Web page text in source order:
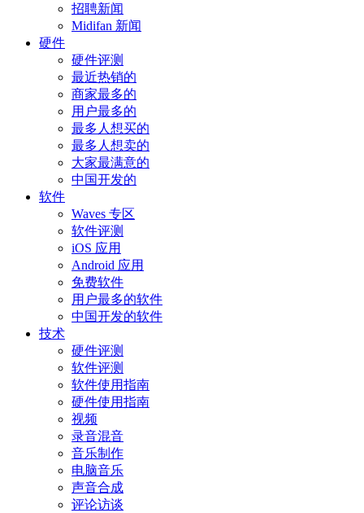
招聘新闻
Midifan 新闻
硬件
硬件评测
最近热销的
商家最多的
用户最多的
最多人想买的
最多人想卖的
大家最满意的
中国开发的
软件
Waves 专区
软件评测
iOS 应用
Android 应用
免费软件
用户最多的软件
中国开发的软件
技术
硬件评测
软件评测
软件使用指南
硬件使用指南
视频
录音混音
音乐制作
电脑音乐
声音合成
评论访谈